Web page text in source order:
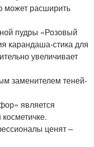
может расширить
пудры «Розовый
карандаша-стика для
увеличивает
заменителем теней-
является
ценят –